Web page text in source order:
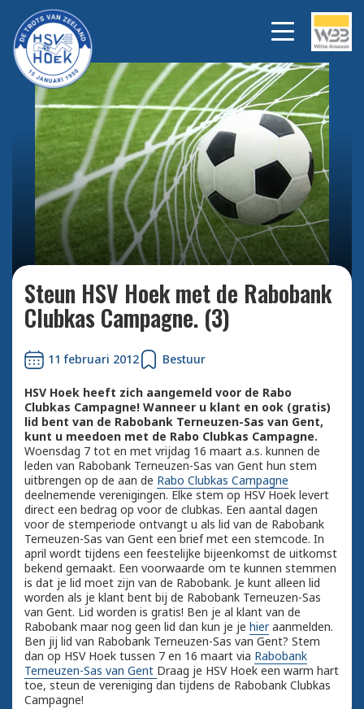
Bekijk alle foto's
Steun HSV Hoek met de Rabobank
Clubkas Campagne. (3)
11 februari 2012 Bestuur
HSV Hoek heeft zich aangemeld voor de Rabo
Clubkas Campagne! Wanneer u klant en ook (gratis)
lid bent van de Rabobank Terneuzen-Sas van Gent,
kunt u meedoen met de Rabo Clubkas Campagne.
Woensdag 7 tot en met vrijdag 16 maart a.s. kunnen de
leden van Rabobank Terneuzen-Sas van Gent hun stem
uitbrengen op de aan de Rabo Clubkas Campagne
deelnemende verenigingen. Elke stem op HSV Hoek levert
direct een bedrag op voor de clubkas. Een aantal dagen
voor de stemperiode ontvangt u als lid van de Rabobank
Terneuzen-Sas van Gent een brief met een stemcode. In
april wordt tijdens een feestelijke bijeenkomst de uitkomst
bekend gemaakt. Een voorwaarde om te kunnen stemmen
is dat je lid moet zijn van de Rabobank. Je kunt alleen lid
worden als je klant bent bij de Rabobank Terneuzen-Sas
van Gent. Lid worden is gratis! Ben je al klant van de
Rabobank maar nog geen lid dan kun je je hieraanmelden.
Ben jij lid van Rabobank Terneuzen-Sas van Gent? Stem
dan op HSV Hoek tussen 7 en 16 maart via Rabobank
Terneuzen-Sas van Gent Draag je HSV Hoek een warm hart
toe, steun de vereniging dan tijdens de Rabobank Clubkas
Campagne!